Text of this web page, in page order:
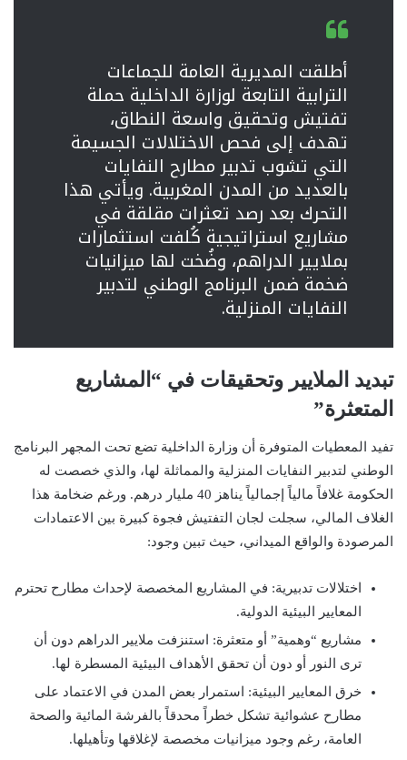
أطلقت المديرية العامة للجماعات
الترابية التابعة لوزارة الداخلية حملة
تفتيش وتحقيق واسعة النطاق،
تهدف إلى فحص الاختلالات الجسيمة
التي تشوب تدبير مطارح النفايات
بالعديد من المدن المغربية. ويأتي هذا
التحرك بعد رصد تعثرات مقلقة في
مشاريع استراتيجية كُلفت استثمارات
بملايير الدراهم، وضُخت لها ميزانيات
ضخمة ضمن البرنامج الوطني لتدبير
النفايات المنزلية.
تبديد الملايير وتحقيقات في “المشاريع
المتعثرة”
تفيد المعطيات المتوفرة أن وزارة الداخلية تضع تحت المجهر البرنامج
الوطني لتدبير النفايات المنزلية والمماثلة لها، والذي خصصت له
الحكومة غلافاً مالياً إجمالياً يناهز 40 مليار درهم. ورغم ضخامة هذا
الغلاف المالي، سجلت لجان التفتيش فجوة كبيرة بين الاعتمادات
المرصودة والواقع الميداني، حيث تبين وجود:
اختلالات تدبيرية: في المشاريع المخصصة لإحداث مطارح تحترم
المعايير البيئية الدولية.
مشاريع “وهمية” أو متعثرة: استنزفت ملايير الدراهم دون أن
ترى النور أو دون أن تحقق الأهداف البيئية المسطرة لها.
خرق المعايير البيئية: استمرار بعض المدن في الاعتماد على
مطارح عشوائية تشكل خطراً محدقاً بالفرشة المائية والصحة
العامة، رغم وجود ميزانيات مخصصة لإغلاقها وتأهيلها.